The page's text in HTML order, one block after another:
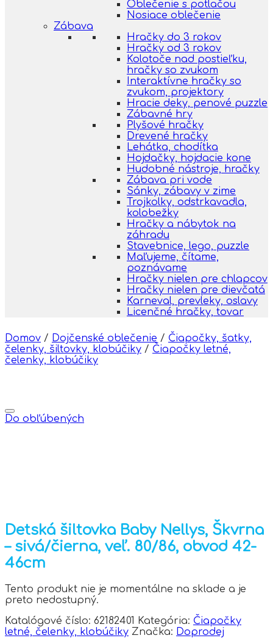
Oblečenie s potlačou
Nosiace oblečenie
Zábava
Hračky do 3 rokov
Hračky od 3 rokov
Kolotoče nad postieľku,
hračky so zvukom
Interaktívne hračky so
zvukom, projektory
Hracie deky, penové puzzle
Zábavné hry
Plyšové hračky
Drevené hračky
Lehátka, chodítka
Hojdačky, hojdacie kone
Hudobné nástroje, hračky
Zábava pri vode
Sánky, zábavy v zime
Trojkolky, odstrkavadla,
kolobežky
Hračky a nábytok na
záhradu
Stavebnice, lego, puzzle
Maľujeme, čítame,
poznávame
Hračky nielen pre chlapcov
Hračky nielen pre dievčatá
Karneval, prevleky, oslavy
Licenčné hračky, tovar
Domov / Dojčenské oblečenie / Čiapočky, šatky,
čelenky, šiltovky, klobúčiky / Čiapočky letné,
čelenky, klobúčiky
Do obľúbených
Detská šiltovka Baby Nellys, Škvrna
– sivá/čierna, veľ. 80/86, obvod 42-
46cm
Tento produkt nie je momentálne na sklade a je
preto nedostupný.
Katalógové číslo: 62182401 Kategória: Čiapočky
letné, čelenky, klobúčiky Značka: Doprodej